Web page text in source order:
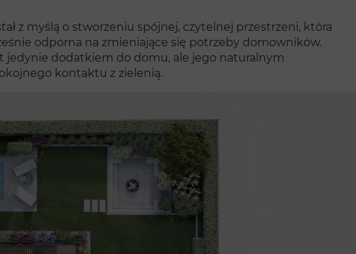
z myślą o stworzeniu spójnej, czytelnej przestrzeni, która
odporna na zmieniające się potrzeby domowników.
jedynie dodatkiem do domu, ale jego naturalnym
kontaktu z zielenią.